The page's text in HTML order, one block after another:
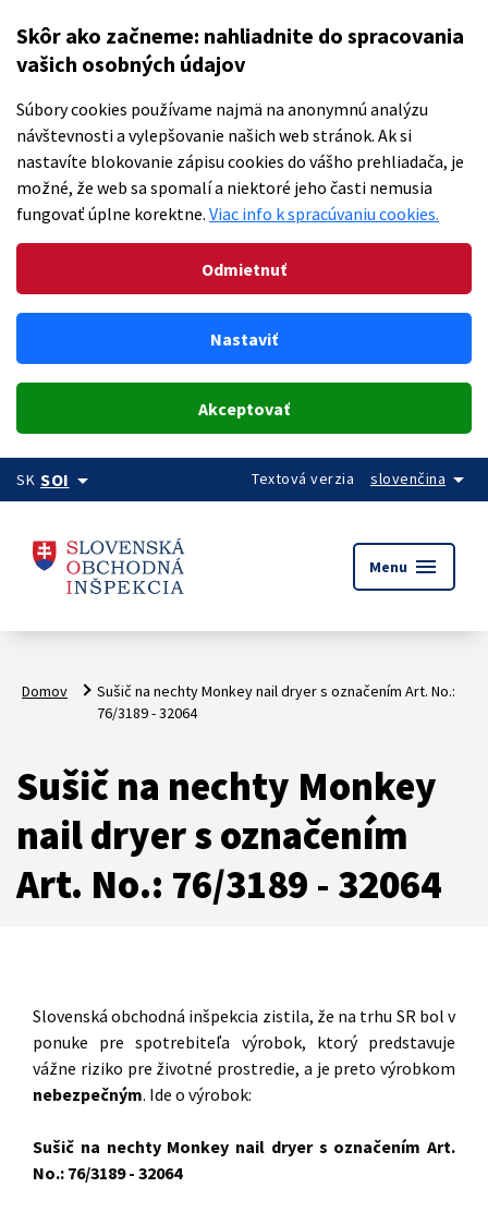
Skôr ako začneme: nahliadnite do spracovania
vašich osobných údajov
Súbory cookies používame najmä na anonymnú analýzu
návštevnosti a vylepšovanie našich web stránok. Ak si
nastavíte blokovanie zápisu cookies do vášho prehliadača, je
možné, že web sa spomalí a niektoré jeho časti nemusia
fungovať úplne korektne. Viac info k spracúvaniu cookies.
Odmietnuť
Nastaviť
Akceptovať
SK SOIarrow_drop_down Textová verzia slovenčina arrow_drop_down
Menu menu
Domov
Sušič na nechty Monkey nail dryer s označením Art. No.:
76/3189 - 32064
Sušič na nechty Monkey
nail dryer s označením
Art. No.: 76/3189 - 32064
Slovenská obchodná inšpekcia zistila, že na trhu SR bol v
ponuke pre spotrebiteľa výrobok, ktorý predstavuje
vážne riziko pre životné prostredie, a je preto výrobkom
nebezpečným. Ide o výrobok:
Sušič na nechty Monkey nail dryer s označením Art.
No.: 76/3189 - 32064